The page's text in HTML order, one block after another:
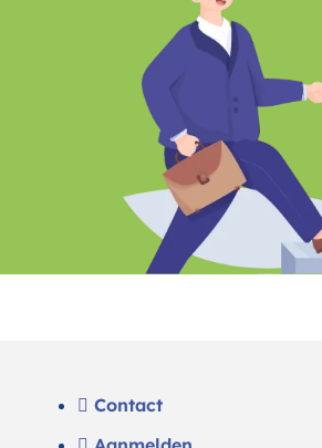
Contact